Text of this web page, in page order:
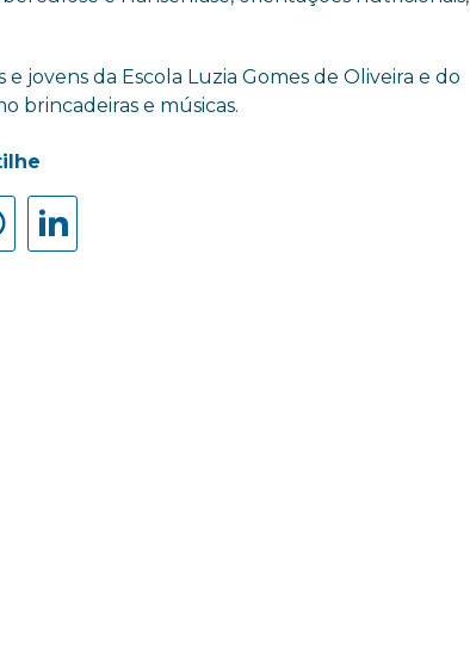
jovens da Escola Luzia Gomes de Oliveira e do
brincadeiras e músicas.